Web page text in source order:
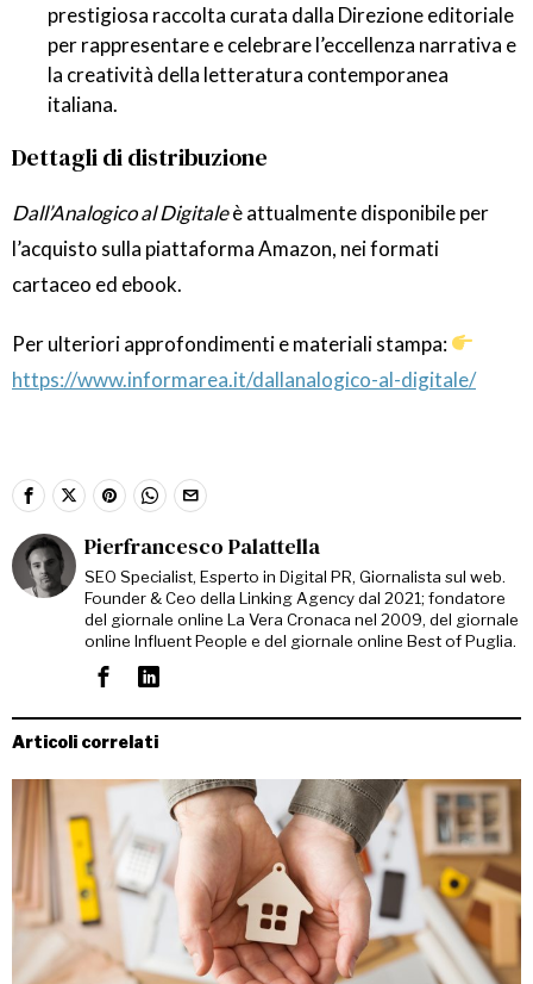
prestigiosa raccolta curata dalla Direzione editoriale
per rappresentare e celebrare l’eccellenza narrativa e
la creatività della letteratura contemporanea
italiana.
Dettagli di distribuzione
Dall’Analogico al Digitaleè attualmente disponibile per
l’acquisto sulla piattaforma Amazon, nei formati
cartaceo ed ebook.
Per ulteriori approfondimenti e materiali stampa:
https://www.informarea.it/dallanalogico-al-digitale/
Pierfrancesco Palattella
SEO Specialist, Esperto in Digital PR, Giornalista sul web.
Founder & Ceo della Linking Agency dal 2021; fondatore
del giornale online La Vera Cronaca nel 2009, del giornale
online Influent People e del giornale online Best of Puglia.
Articoli correlati